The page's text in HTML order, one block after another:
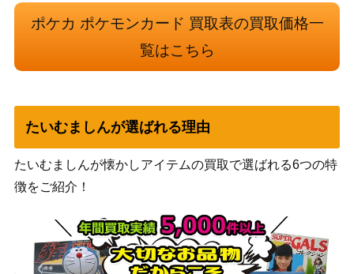
x（SR）【SV6 115/101】
（変幻の仮面）
R）【S1H 067/060】
ソード&シールド
（シールド）
200
R）【SM6a 063/053】
（ドラゴンストーム）
1,500
【SVP-EN 085】
（PROMO（プロモ）/
その他）
スカーレット＆バイオ
ポケカ ポケモンカード 買取表の買取価格一
覧はこちら
たいむましんが選ばれる理由
たいむましんが懐かしアイテムの買取で選ばれる6つの特
徴をご紹介！